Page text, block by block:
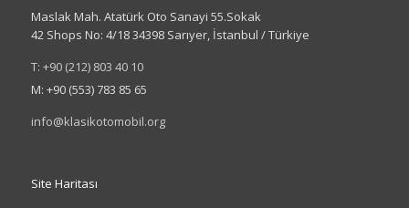
Maslak Mah. Atatürk Oto Sanayi 55.Sokak
42 Shops No: 4/18 34398 Sarıyer, İstanbul / Türkiye
T: +90 (212) 803 40 10
M: +90 (553) 783 85 65
info@klasikotomobil.org
Site Haritası